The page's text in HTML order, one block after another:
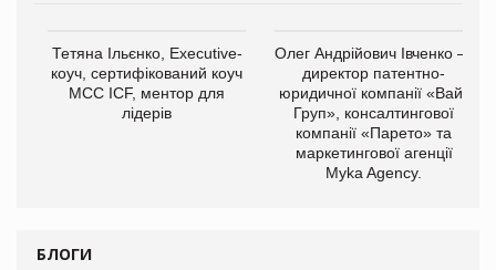
Тетяна Ільєнко, Executive-
коуч, сертифікований коуч
МСС ICF, ментор для
лідерів
Олег Андрійович Івченко —
директор патентно-
юридичної компанії «Вайз
Груп», консалтингової
компанії «Парето» та
маркетингової агенції
Myka Agency.
БЛОГИ